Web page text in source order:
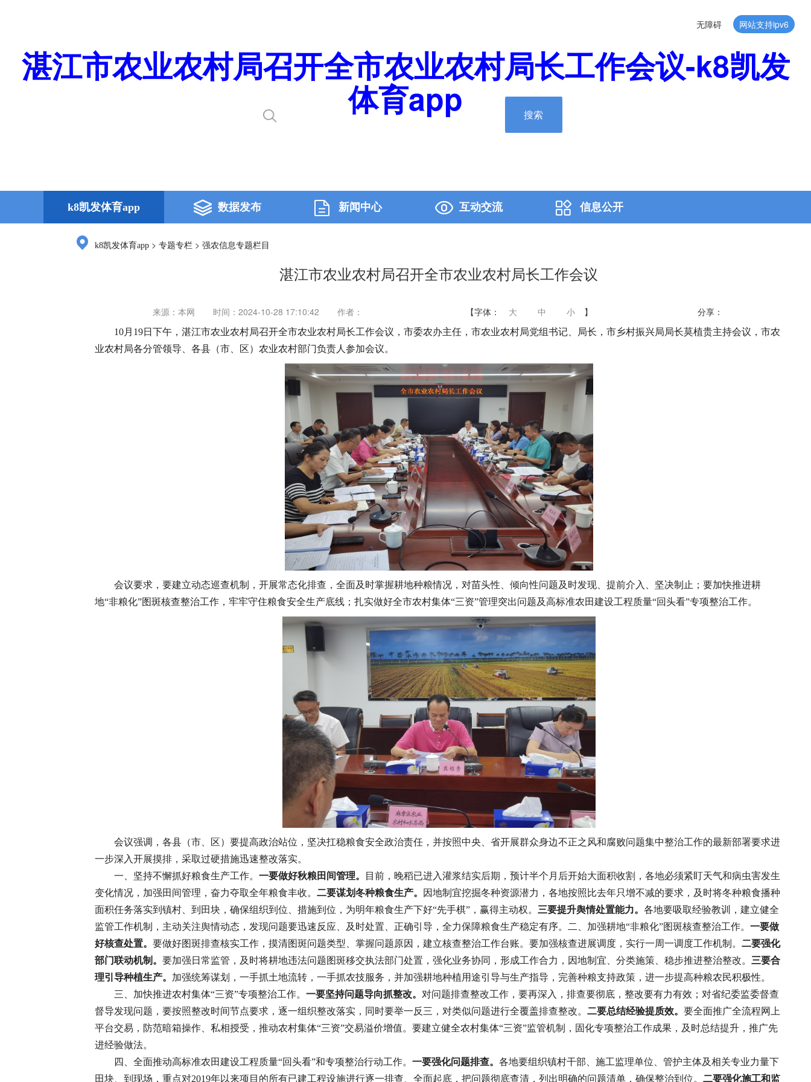
无障碍 网站支持ipv6
湛江市农业农村局召开全市农业农村局长工作会议-k8凯发
体育app 搜索
k8凯发体育app 数据发布 新闻中心 互动交流 信息公开
k8凯发体育app > 专题专栏 > 强农信息专题栏目
湛江市农业农村局召开全市农业农村局长工作会议
来源：本网 时间：2024-10-28 17:10:42 作者： 【字体： 大 中 小 】 分享：
10月19日下午，湛江市农业农村局召开全市农业农村局长工作会议，市委农办主任，市农业农村局党组书记、局长，市乡村振兴局局长莫植贵主持会议，市农
业农村局各分管领导、各县（市、区）农业农村部门负责人参加会议。
会议要求，要建立动态巡查机制，开展常态化排查，全面及时掌握耕地种粮情况，对苗头性、倾向性问题及时发现、提前介入、坚决制止；要加快推进耕
地“非粮化”图斑核查整治工作，牢牢守住粮食安全生产底线；扎实做好全市农村集体“三资”管理突出问题及高标准农田建设工程质量“回头看”专项整治工作。
会议强调，各县（市、区）要提高政治站位，坚决扛稳粮食安全政治责任，并按照中央、省开展群众身边不正之风和腐败问题集中整治工作的最新部署要求进
一步深入开展摸排，采取过硬措施迅速整改落实。
一、坚持不懈抓好粮食生产工作。 一要做好秋粮田间管理。
目前，晚稻已进入灌浆结实后期，预计半个月后开始大面积收割，各地必须紧盯天气和病虫害发生
变化情况，加强田间管理，奋力夺取全年粮食丰收。 二要谋划冬种粮食生产。
因地制宜挖掘冬种资源潜力，各地按照比去年只增不减的要求，及时将冬种粮食播种
面积任务落实到镇村、到田块，确保组织到位、措施到位，为明年粮食生产下好“先手棋”，赢得主动权。 三要提升舆情处置能力。 各地要吸取经验教训，建立健全
监管工作机制，主动关注舆情动态，发现问题要迅速反应、及时处置、正确引导，全力保障粮食生产稳定有序。二、加强耕地“非粮化”图斑核查整治工作。 一要做
好核查处置。 要做好图斑排查核实工作，摸清图斑问题类型、掌握问题原因，建立核查整治工作台账。要加强核查进展调度，实行一周一调度工作机制。 二要强化
部门联动机制。 要加强日常监管，及时将耕地违法问题图斑移交执法部门处置，强化业务协同，形成工作合力，因地制宜、分类施策、稳步推进整治整改。 三要合
理引导种植生产。 加强统筹谋划，一手抓土地流转，一手抓农技服务，并加强耕地种植用途引导与生产指导，完善种粮支持政策，进一步提高种粮农民积极性。
三、加快推进农村集体“三资”专项整治工作。 一要坚持问题导向抓整改。 对问题排查整改工作，要再深入，排查要彻底，整改要有力有效；对省纪委监委督查
督导发现问题，要按照整改时间节点要求，逐一组织整改落实，同时要举一反三，对类似问题进行全覆盖排查整改。 二要总结经验提质效。 要全面推广全流程网上
平台交易，防范暗箱操作、私相授受，推动农村集体“三资”交易溢价增值。要建立健全农村集体“三资”监管机制，固化专项整治工作成果，及时总结提升，推广先
进经验做法。
四、全面推动高标准农田建设工程质量“回头看”和专项整治行动工作。 一要强化问题排查。 各地要组织镇村干部、施工监理单位、管护主体及相关专业力量下
田块、到现场，重点对2019年以来项目的所有已建工程设施进行逐一排查、全面起底，把问题彻底查清，列出明确的问题清单，确保整治到位。 二要强化施工和监